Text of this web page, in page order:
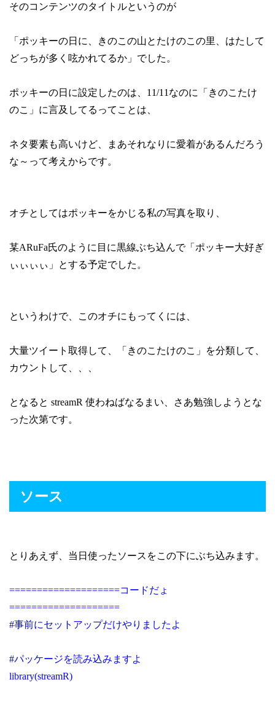
そのコンテンツのタイトルというのが
「ポッキーの日に、きのこの山とたけのこの里、はたして
どっちが多く呟かれてるか」でした。
ポッキーの日に設定したのは、11/11なのに「きのこたけ
のこ」に言及してるってことは、
ネタ要素も高いけど、まあそれなりに愛着があるんだろう
な～って考えからです。
オチとしてはポッキーをかじる私の写真を取り、
某ARuFa氏のように目に黒線ぶち込んで「ポッキー大好ぎ
ぃぃぃぃ」とする予定でした。
というわけで、このオチにもってくには、
大量ツイート取得して、「きのこたけのこ」を分類して、
カウントして、、、
となると streamR 使わねばなるまい、さあ勉強しようとな
った次第です。
ソース
とりあえず、当日使ったソースをこの下にぶち込みます。
====================コードだょ
====================
#事前にセットアップだけやりましたよ
#パッケージを読み込みますよ
library(streamR)